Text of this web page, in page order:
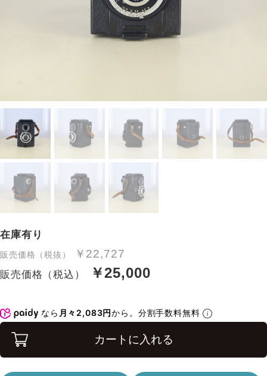
在庫有り
販売価格（税抜） ￥22,727
販売価格（税込） ￥25,000
なら 月々2,083円から。分割手数料無料
カートに入れる